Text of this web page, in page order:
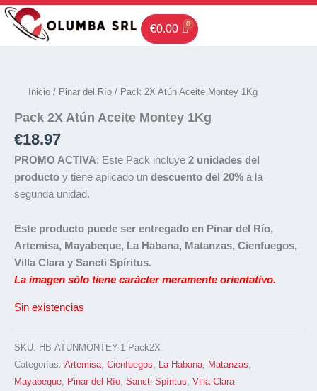
Ir
contenido
€0.00
Inicio / Pinar del Río / Pack 2X Atún Aceite Montey 1Kg
Pack 2X Atún Aceite Montey 1Kg
€18.97
PROMO ACTIVA: Este Pack incluye 2 unidades del
producto y tiene aplicado un descuento del 20% a la
segunda unidad.
Este producto puede ser entregado en Pinar del Río,
Artemisa, Mayabeque, La Habana, Matanzas, Cienfuegos,
Villa Clara y Sancti Spíritus.
La imagen sólo tiene carácter meramente orientativo.
Sin existencias
SKU: HB-ATUNMONTEY-1-Pack2X
Categorías: Artemisa Cienfuegos La Habana Matanzas
Mayabeque
Pinar del Río Sancti Spíritus Villa Clara